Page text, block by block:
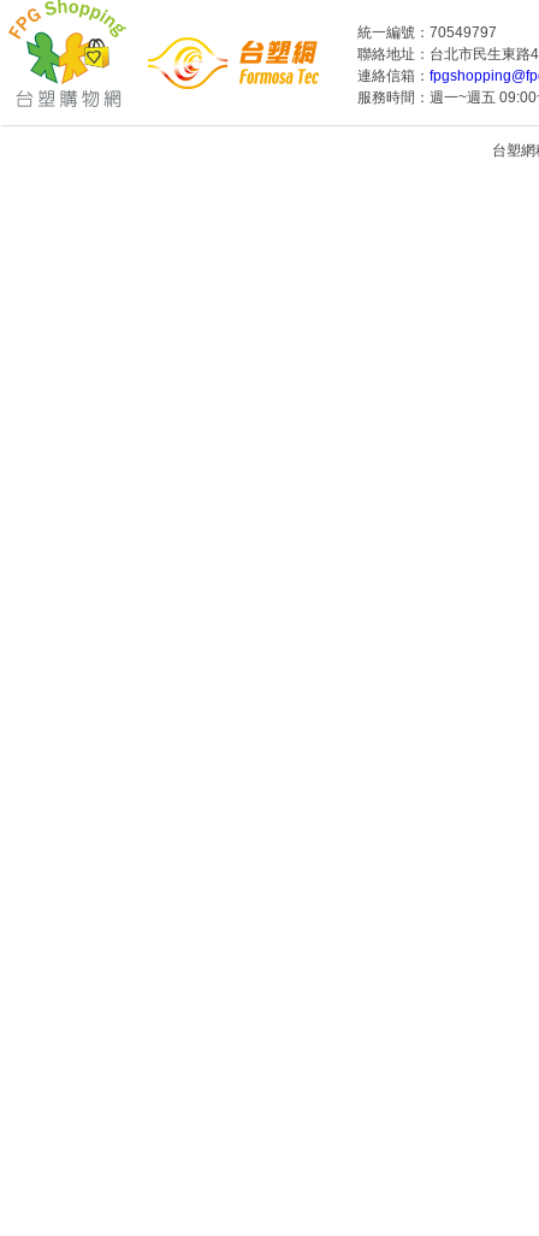
統一編號：70549797
聯絡地址：台北市民生東路
連絡信箱：
服務時間：週一~週五
台塑